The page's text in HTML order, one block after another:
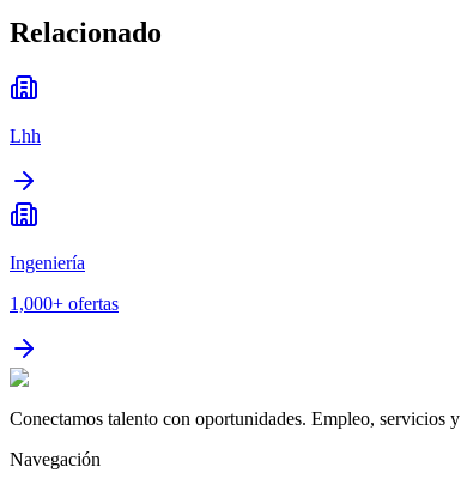
Relacionado
Lhh
Ingeniería
1,000+ ofertas
Conectamos talento con oportunidades. Empleo, servicios
Navegación